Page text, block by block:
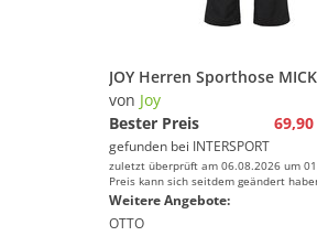
JOY Herren Sporthose MICK
von Joy
Bester Preis
gefunden bei INTERSPORT
zuletzt überprüft am 06.08.2026 um
Preis kann sich seitdem geändert
Weitere Angebote:
OTTO